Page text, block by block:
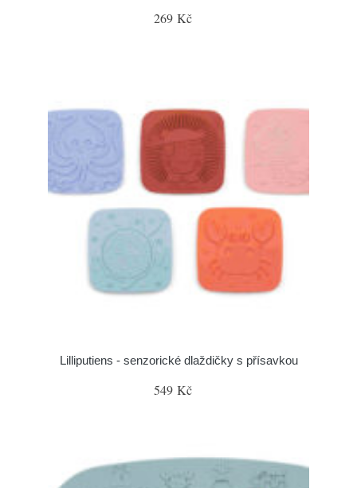
269 Kč
Lilliputiens - senzorické dlaždičky s přísavkou
549 Kč